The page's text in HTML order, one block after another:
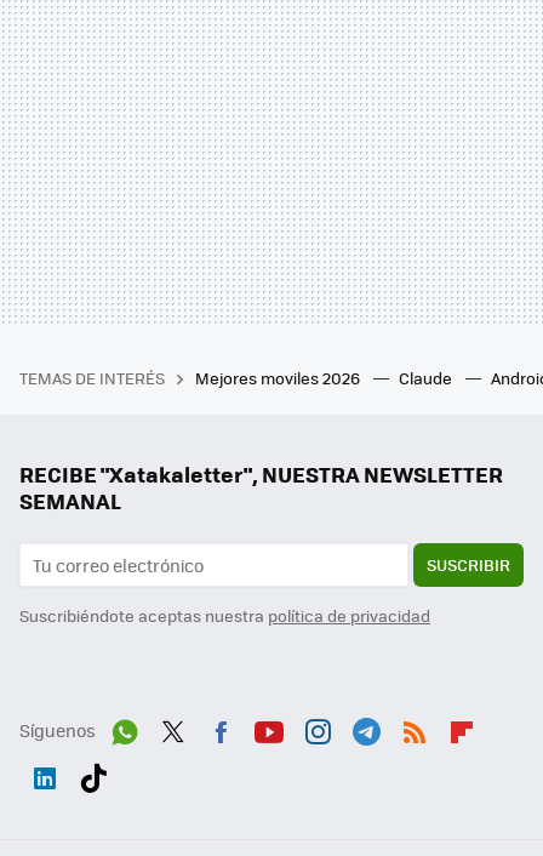
TEMAS DE INTERÉS Mejores moviles 2026 Claude
RECIBE "Xatakaletter", NUESTRA NEWSLETTER
SEMANAL
SUSCRIBIR
Suscribiéndote aceptas nuestra política de privacidad
Síguenos